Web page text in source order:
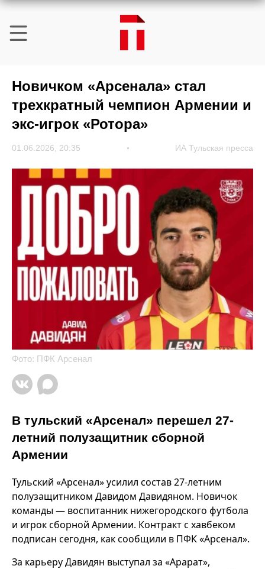
Новичком «Арсенала» стал
трехкратный чемпион Армении и
экс-игрок «Ротора»
01.06.2026, 20:35 ИА Тульская пресса
Фото: ПФК Арсенал
В тульский «Арсенал» перешел 27-
летний полузащитник сборной
Армении
Тульский «Арсенал» усилил состав 27-летним
полузащитником Давидом Давидяном. Новичок
команды — воспитанник нижегородского футбола
и игрок сборной Армении. Контракт с хавбеком
подписан сегодня, как сообщили в ПФК «Арсенал».
За карьеру Давидян выступал за «Арарат»,